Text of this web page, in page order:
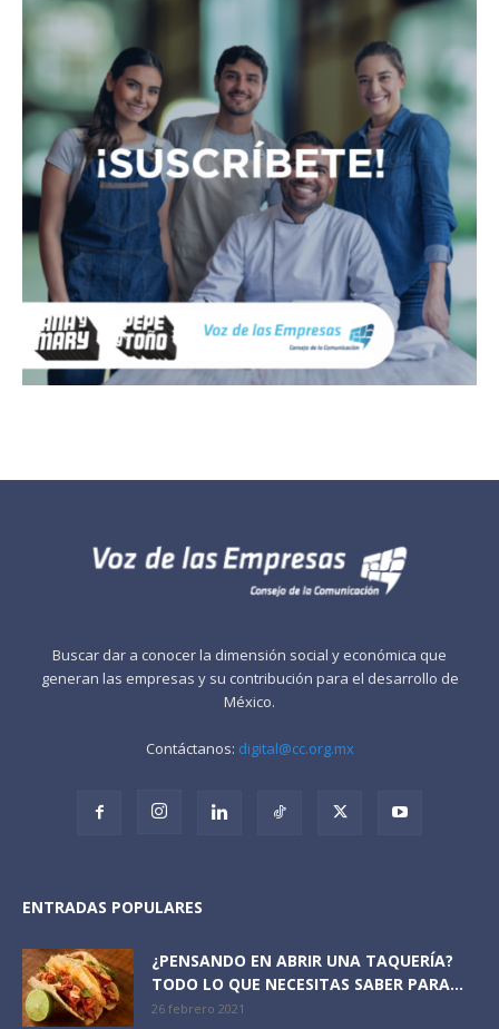
Buscar dar a conocer la dimensión social y económica que
generan las empresas y su contribución para el desarrollo de
México.
Contáctanos: digital@cc.org.mx
ENTRADAS POPULARES
¿PENSANDO EN ABRIR UNA TAQUERÍA?
TODO LO QUE NECESITAS SABER PARA...
26 febrero 2021